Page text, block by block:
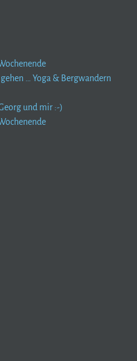
… Yoga & Bergwandern
und mir :-)